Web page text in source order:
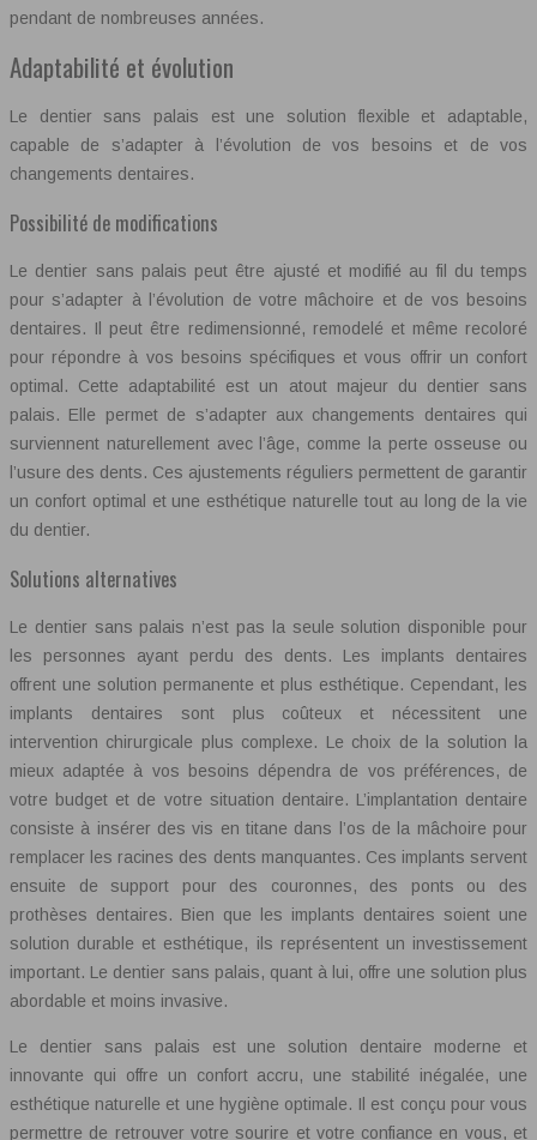
pendant de nombreuses années.
Adaptabilité et évolution
Le dentier sans palais est une solution flexible et adaptable,
capable de s’adapter à l’évolution de vos besoins et de vos
changements dentaires.
Possibilité de modifications
Le dentier sans palais peut être ajusté et modifié au fil du temps
pour s’adapter à l’évolution de votre mâchoire et de vos besoins
dentaires. Il peut être redimensionné, remodelé et même recoloré
pour répondre à vos besoins spécifiques et vous offrir un confort
optimal. Cette adaptabilité est un atout majeur du dentier sans
palais. Elle permet de s’adapter aux changements dentaires qui
surviennent naturellement avec l’âge, comme la perte osseuse ou
l’usure des dents. Ces ajustements réguliers permettent de garantir
un confort optimal et une esthétique naturelle tout au long de la vie
du dentier.
Solutions alternatives
Le dentier sans palais n’est pas la seule solution disponible pour
les personnes ayant perdu des dents. Les implants dentaires
offrent une solution permanente et plus esthétique. Cependant, les
implants dentaires sont plus coûteux et nécessitent une
intervention chirurgicale plus complexe. Le choix de la solution la
mieux adaptée à vos besoins dépendra de vos préférences, de
votre budget et de votre situation dentaire. L’implantation dentaire
consiste à insérer des vis en titane dans l’os de la mâchoire pour
remplacer les racines des dents manquantes. Ces implants servent
ensuite de support pour des couronnes, des ponts ou des
prothèses dentaires. Bien que les implants dentaires soient une
solution durable et esthétique, ils représentent un investissement
important. Le dentier sans palais, quant à lui, offre une solution plus
abordable et moins invasive.
Le dentier sans palais est une solution dentaire moderne et
innovante qui offre un confort accru, une stabilité inégalée, une
esthétique naturelle et une hygiène optimale. Il est conçu pour vous
permettre de retrouver votre sourire et votre confiance en vous, et